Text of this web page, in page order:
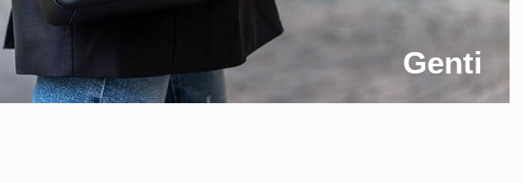
Genti